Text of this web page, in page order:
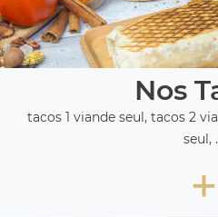
Nos
tacos 1 viande seul, tacos 2
seul,
+